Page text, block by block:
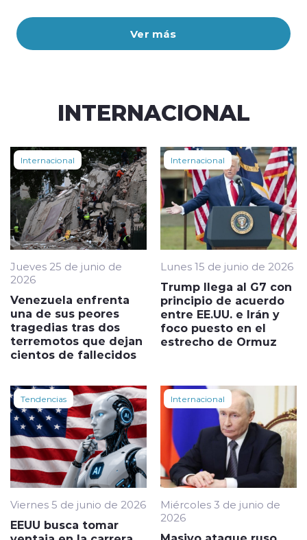
Ver más
INTERNACIONAL
Internacional
Jueves 25 de junio de
2026
Venezuela enfrenta
una de sus peores
tragedias tras dos
terremotos que dejan
cientos de fallecidos
Internacional
Lunes 15 de junio de 2026
Trump llega al G7 con
principio de acuerdo
entre EE.UU. e Irán y
foco puesto en el
estrecho de Ormuz
Tendencias
Viernes 5 de junio de 2026
EEUU busca tomar
Internacional
Miércoles 3 de junio de
2026